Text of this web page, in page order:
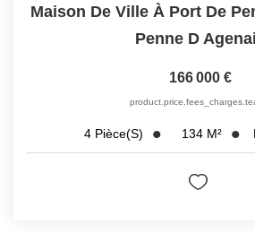
Maison De Ville À Port De
Penne D
166 000 €
4 Pièce(s) 134 M²